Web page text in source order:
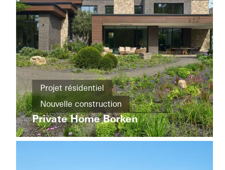
Cadre
de vie
Projets
mixtes
Rénovation
The
Whiteley
Projet résidentiel
Nouvelle construction
Bâtiment intelligent
Façades
Coulissants
Automatisation
Private Home Borken